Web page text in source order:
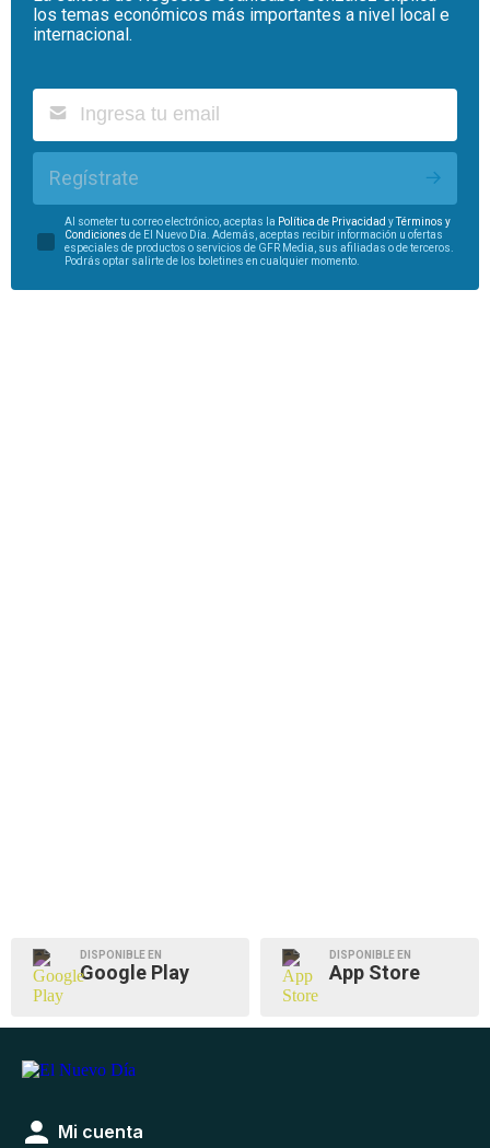
los temas económicos más importantes a nivel local e
internacional.
Regístrate
Al someter tu correo electrónico, aceptas la Política de Privacidad yTérminos y
Condiciones de El Nuevo Día. Además, aceptas recibir información u ofertas
especiales de productos o servicios de GFR Media, sus afiliadas o de terceros.
Podrás optar salirte de los boletines en cualquier momento.
DISPONIBLE EN
Google Play
DISPONIBLE EN
App Store
Mi cuenta